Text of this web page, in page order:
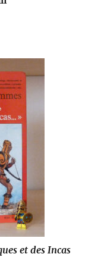
et des Incas